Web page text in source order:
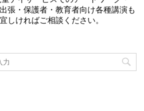
張・保護者・教育者向け各種講演も
しければご相談ください。